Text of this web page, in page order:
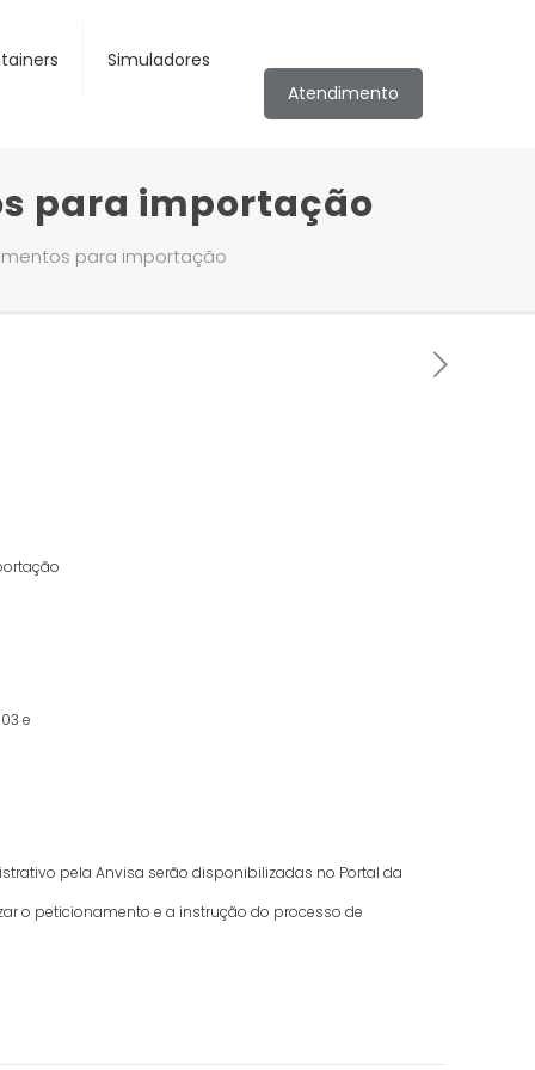
Simuladores
Atendimento
para importação
para importação
e
pela Anvisa serão disponibilizadas no Portal da
o peticionamento e a instrução do processo de